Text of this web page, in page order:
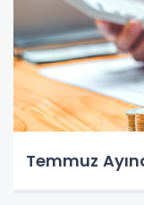
Temmuz